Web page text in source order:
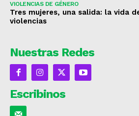
VIOLENCIAS DE GÉNERO
Tres mujeres, una salida: la vida
violencias
Nuestras Redes
Escribinos